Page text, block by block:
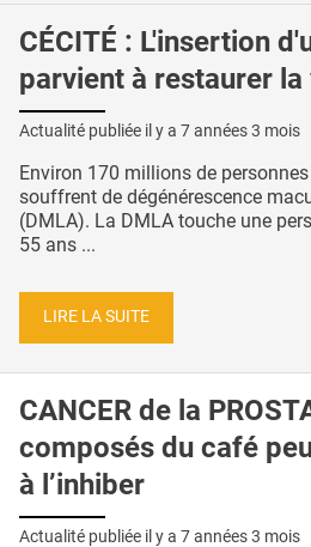
CÉCITÉ : L'insertion
parvient à restaurer la
Actualité publiée il y a 7 années 3 mois
Environ 170 millions de
souffrent de dégénérescence
(DMLA). La DMLA touche une
55 ans ...
LIRE LA SUITE
CANCER de la
composés du café
à l’inhiber
Actualité publiée il y a 7 années 3 mois